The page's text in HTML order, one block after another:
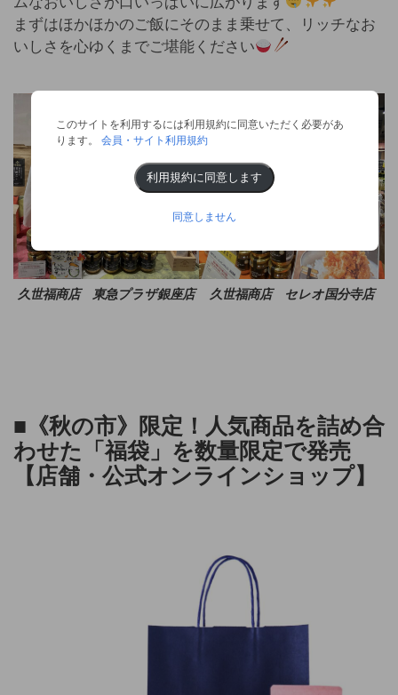
まずはほかほかのご飯にそのまま乗せて、リッチなお
いしさを心ゆくまでご堪能ください
久世福商店 東急プラザ銀座店 久世福商店 セレオ国分寺店
■《秋の市》限定！人気商品を詰め合
わせた「福袋」を数量限定で発売
【店舗・公式オンラインショップ】
このサイトを利用するには利用規約に同意いただく必要があ
ります。会員・サイト利用規約
利用規約に同意します
同意しません